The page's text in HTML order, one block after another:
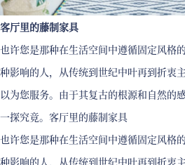
客厅里的藤制家具
也许您是那种在生活空间中遵循固定风格
种影响的人，从传统到世纪中叶再到折衷
以为您服务。由于其复古的根源和自然的
一探究竟。客厅里的藤制家具
也许您是那种在生活空间中遵循固定风格
种影响的人，从传统到世纪中叶再到折衷